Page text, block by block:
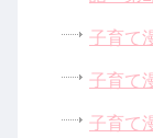
子育て
子育て
子育て